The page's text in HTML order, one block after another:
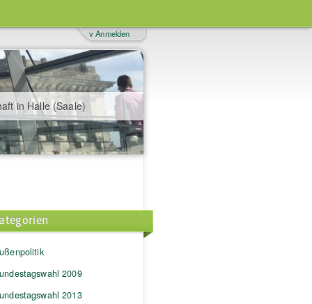
in Halle (Saale)
v Anmelden
2009
2013